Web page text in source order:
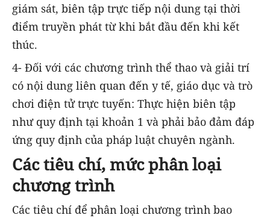
giám sát, biên tập trực tiếp nội dung tại thời
điểm truyền phát từ khi bắt đầu đến khi kết
thúc.
4- Đối với các chương trình thể thao và giải trí
có nội dung liên quan đến y tế, giáo dục và trò
chơi điện tử trực tuyến: Thực hiện biên tập
như quy định tại khoản 1 và phải bảo đảm đáp
ứng quy định của pháp luật chuyên ngành.
Các tiêu chí, mức phân loại
chương trình
Các tiêu chí để phân loại chương trình bao